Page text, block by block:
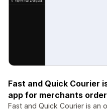
Fast and Quick Courier
app for merchants
Fast and Quick Courier is an